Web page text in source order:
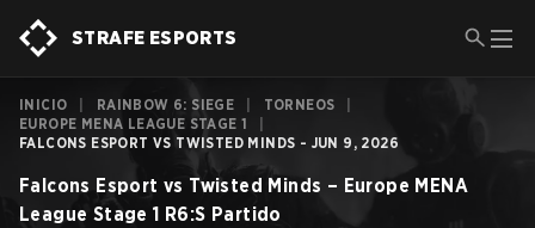
STRAFE ESPORTS
INICIO RAINBOW 6: SIEGE TORNEOS
EUROPE MENA LEAGUE STAGE 1
FALCONS ESPORT VS TWISTED MINDS - JUN 9, 2026
Falcons Esport vs Twisted Minds – Europe MENA
League Stage 1 R6:S Partido